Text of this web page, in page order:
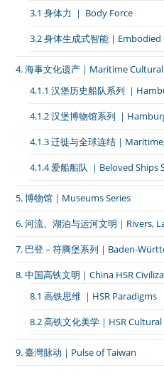
3.1 身体力 ｜ Body Force
3.2 身体生成式智能 |
4. 海事文化遗产｜Maritime
4.1.1 汉堡历史船队系列 ｜
4.1.2 汉堡博物馆系列 ｜
4.1.3 迁徙与全球连结｜
4.1.4 爱船船队 ｜Beloved Ships
5. 博物馆｜Museums Series
6. 河流、湖泊与运河文明｜Rivers,
7. 巴登－符腾堡系列｜Baden-
8. 中国高铁文明｜China HSR
8.1 高铁思维 ｜HSR Paradigms
8.2 高铁文化美学｜HSR
9. 臺灣脉动｜Pulse of Taiwan